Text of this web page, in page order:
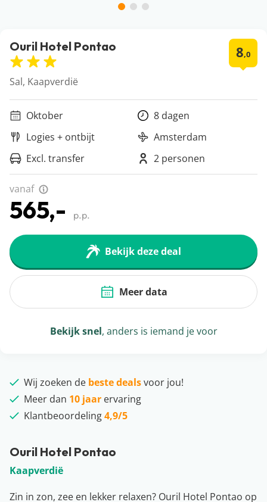
Ouril Hotel Pontao
Kaapverdië
Zin in zon, zee en lekker relaxen? Ouril Hotel Pontao op
Ouril Hotel Pontao 8,0
Sal, Kaapverdië
Oktober
8 dagen
Logies + ontbijt
Amsterdam
Excl. transfer
2 personen
vanaf
565,- p.p.
Bekijk deze deal
Meer data
Bekijk snel, anders is iemand je voor
Wij zoeken de beste dealsvoor jou!
Meer dan 10 jaar ervaring
Klantbeoordeling4,9/5